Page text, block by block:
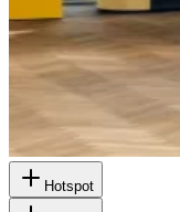
Hotspot